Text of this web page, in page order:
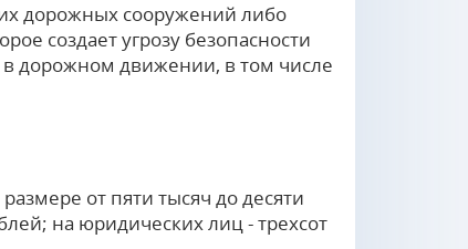
дорожных сооружений либо
создает угрозу безопасности
дорожном движении, в том числе
от пяти тысяч до десяти
на юридических лиц - трехсот